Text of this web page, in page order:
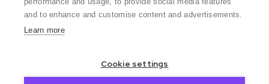
and to enhance and customise content and advertisements.
Learn more
Cookie settings